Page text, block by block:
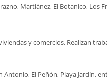
Martiánez, El Botanico, Los
y comercios. Realizan
Antonio, El Peñón, Playa Jardín,